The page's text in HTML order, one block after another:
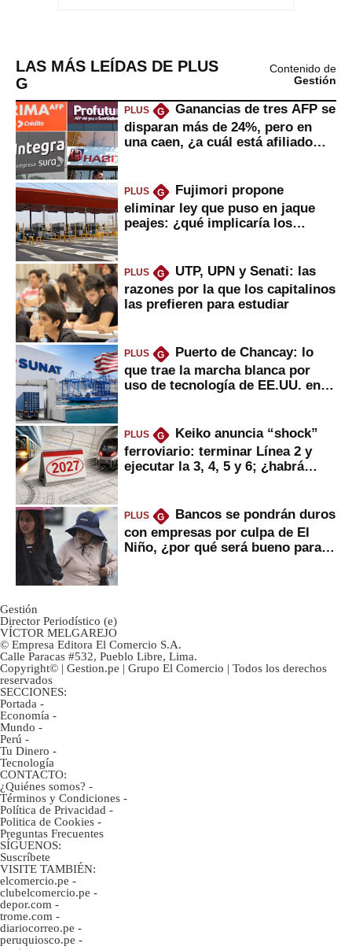
LAS MÁS LEÍDAS DE PLUS
G
Contenido de
Gestión
PLUS G
Ganancias de tres AFP se
disparan más de 24%, pero en
una caen, ¿a cuál está afiliado
PLUS G
Fujimori propone
eliminar ley que puso en jaque
peajes: ¿qué implicaría los
PLUS G
UTP, UPN y Senati: las
razones por la que los capitalinos
las prefieren para estudiar
PLUS G
Puerto de Chancay: lo
que trae la marcha blanca por
uso de tecnología de EE.UU. en
PLUS G
Keiko anuncia “shock”
ferroviario: terminar Línea 2 y
ejecutar la 3, 4, 5 y 6; ¿habrá
PLUS G
Bancos se pondrán duros
con empresas por culpa de El
Niño, ¿por qué será bueno para
Gestión
Director Periodístico (e)
VÍCTOR MELGAREJO
© Empresa Editora El Comercio S.A.
Calle Paracas #532, Pueblo Libre, Lima.
Copyright© | Gestion.pe | Grupo El Comercio | Todos los derechos
reservados
SECCIONES:
Portada -
Economía -
Mundo -
Perú -
Tu Dinero -
Tecnología
CONTACTO:
¿Quiénes somos? -
Términos y Condiciones -
Política de Privacidad -
Politica de Cookies -
Preguntas Frecuentes
SÍGUENOS:
Suscríbete
VISITE TAMBIÉN:
elcomercio.pe -
clubelcomercio.pe -
depor.com -
trome.com -
diariocorreo.pe -
peruquiosco.pe -